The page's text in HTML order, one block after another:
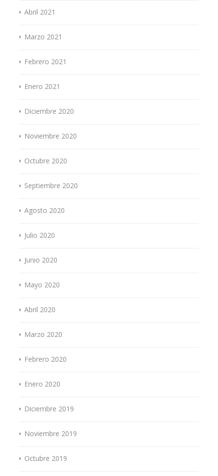
Abril 2021
Marzo 2021
Febrero 2021
Enero 2021
Diciembre 2020
Noviembre 2020
Octubre 2020
Septiembre 2020
Agosto 2020
Julio 2020
Junio 2020
Mayo 2020
Abril 2020
Marzo 2020
Febrero 2020
Enero 2020
Diciembre 2019
Noviembre 2019
Octubre 2019